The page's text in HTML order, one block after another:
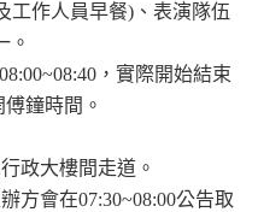
工作人員早餐) 、表演隊伍
。
08:00~08:40 ，實際開始結束
鐘時間。
政大樓間走道。
方會在07:30~08:00公告取